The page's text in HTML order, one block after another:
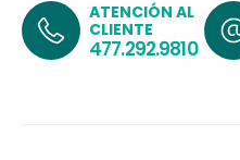
ATENCIÓN AL
CLIENTE
477.292.9810